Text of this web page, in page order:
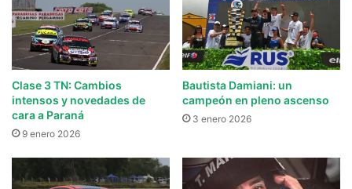
Clase 3 TN: Cambios
intensos y novedades de
cara a Paraná
9 enero 2026
Bautista Damiani: un
campeón en pleno ascenso
3 enero 2026